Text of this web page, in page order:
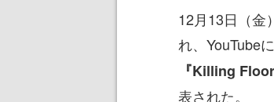
12月13日（金
れ、YouTube
『Killing Floor
表された。